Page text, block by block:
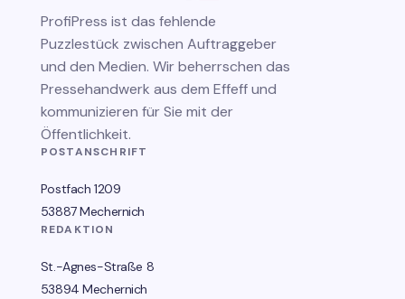
ProfiPress ist das fehlende
Puzzlestück zwischen Auftraggeber
und den Medien. Wir beherrschen das
Pressehandwerk aus dem Effeff und
kommunizieren für Sie mit der
Öffentlichkeit.
POSTANSCHRIFT
Postfach 1209
53887 Mechernich
REDAKTION
St.-Agnes-Straße 8
53894 Mechernich